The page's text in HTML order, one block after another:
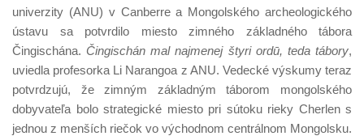
univerzity (ANU) v Canberre a Mongolského archeologického
ústavu sa potvrdilo miesto zimného základného tábora
Čingischána. Čingischán mal najmenej štyri ordū, teda tábory,
uviedla profesorka Li Narangoa z ANU. Vedecké výskumy teraz
potvrdzujú, že zimným základným táborom mongolského
dobyvateľa bolo strategické miesto pri sútoku rieky Cherlen s
jednou z menších riečok vo východnom centrálnom Mongolsku.